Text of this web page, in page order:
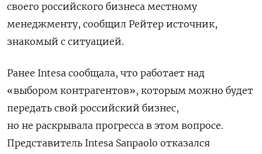
своего российского бизнеса местному
менеджменту, сообщил Рейтер источник,
знакомый с ситуацией.
Ранее Intesa сообщала, что работает над
«выбором контрагентов», которым можно будет
передать свой российский бизнес,
но не раскрывала прогресса в этом вопросе.
Представитель Intesa Sanpaolo отказался